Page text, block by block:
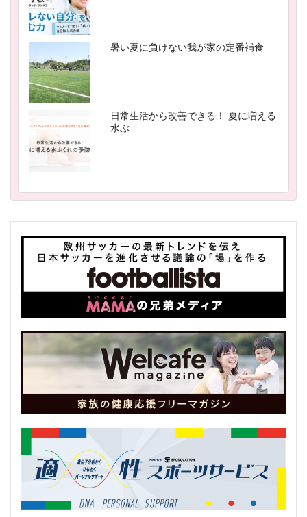
暑い夏に負けない我が家の定番補食
日常生活から改善できる！ 夏に増える
水ぶ…